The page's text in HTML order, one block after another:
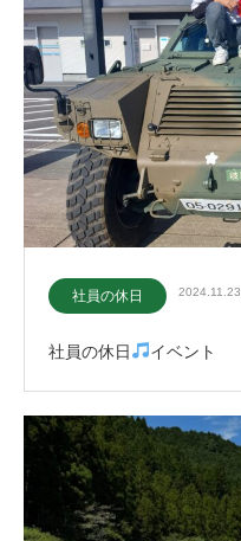
社員の休日 2024.11.23
社員の休日 イベント